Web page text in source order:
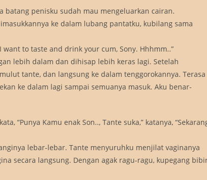
batang penisku sudah mau mengeluarkan cairan.
ke dalam lubang pantatku, kubilang sama
to taste and drink your cum, Sony. Hhhmm..”
lebih dalam dan dihisap lebih keras lagi. Setelah
tante, dan langsung ke dalam tenggorokannya. Terasa
ke dalam lagi sampai semuanya masuk. Aku benar-
“Punya Kamu enak Son.., Tante suka,” katanya,
lebar-lebar. Tante menyuruhku menjilat vaginanya
secara langsung. Dengan agak ragu-ragu, kupegang